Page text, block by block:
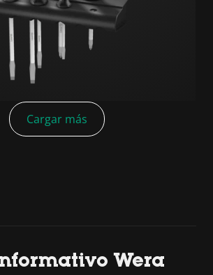
Cargar más
Wera